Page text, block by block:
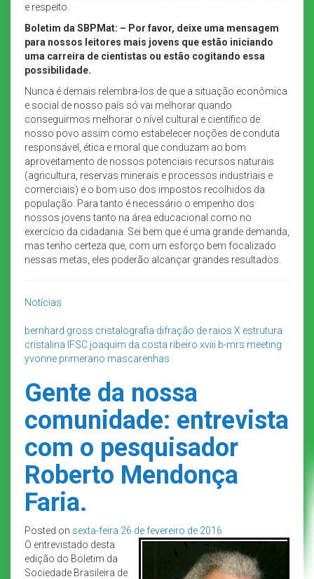
e respeito.
Boletim da SBPMat: – Por favor, deixe uma mensagem
para nossos leitores mais jovens que estão iniciando
uma carreira de cientistas ou estão cogitando essa
possibilidade.
Nunca é demais relembra-los de que a situação econômica
e social de nosso país só vai melhorar quando
conseguirmos melhorar o nível cultural e científico de
nosso povo assim como estabelecer noções de conduta
responsável, ética e moral que conduzam ao bom
aproveitamento de nossos potenciais recursos naturais
(agricultura, reservas minerais e processos industriais e
comerciais) e o bom uso dos impostos recolhidos da
população. Para tanto é necessário o empenho dos
nossos jovens tanto na área educacional como no
exercício da cidadania. Sei bem que é uma grande demanda,
mas tenho certeza que, com um esforço bem focalizado
nessas metas, eles poderão alcançar grandes resultados.
Notícias
bernhard gross cristalografia difração de raios X estrutura
cristalina IFSC joaquim da costa ribeiro xviii b-mrs meeting
yvonne primerano mascarenhas
Gente da nossa
comunidade: entrevista
com o pesquisador
Roberto Mendonça
Faria.
Posted on sexta-feira 26 de fevereiro de 2016
O entrevistado desta
edição do Boletim da
Sociedade Brasileira de